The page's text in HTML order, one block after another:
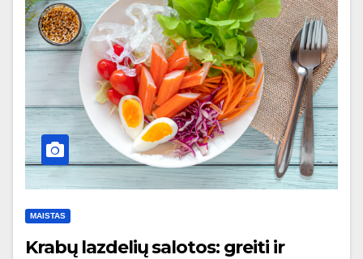
MAISTAS
Krabų lazdelių salotos: greiti ir